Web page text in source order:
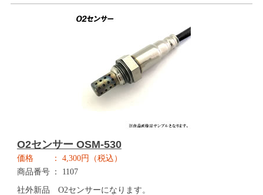
O2センサー OSM-530
価格
4,300円（税込）
商品番号
1107
社外新品 O2センサーになります。